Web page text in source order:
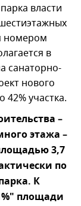
власти
номером
в
санаторно-
нового
участка.
–
этажа –
3,7
по
К
площади